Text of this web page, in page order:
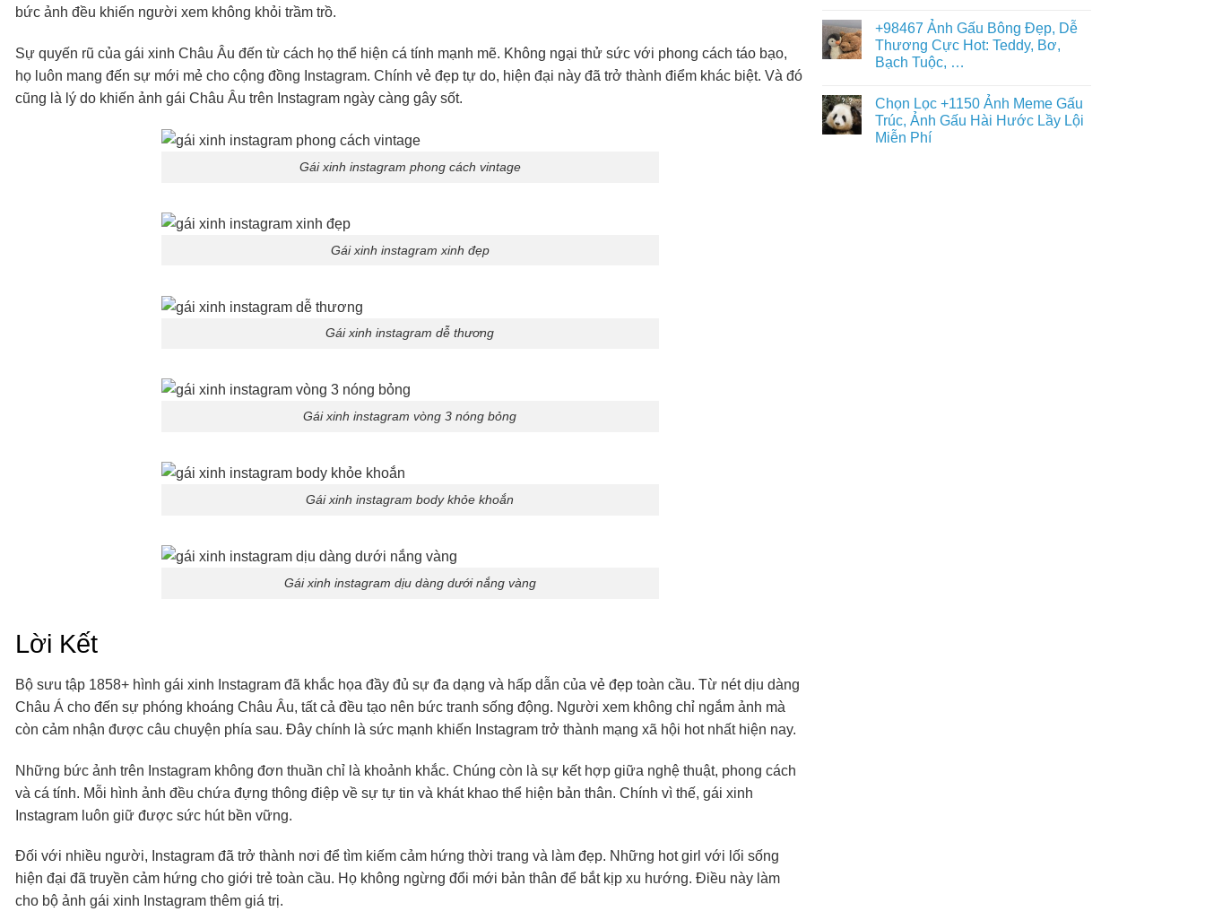
bức ảnh đều khiến người xem không khỏi trầm trồ.
Sự quyến rũ của gái xinh Châu Âu đến từ cách họ thể hiện cá tính mạnh mẽ. Không ngại thử sức với phong cách táo bạo,
họ luôn mang đến sự mới mẻ cho cộng đồng Instagram. Chính vẻ đẹp tự do, hiện đại này đã trở thành điểm khác biệt. Và đó
cũng là lý do khiến ảnh gái Châu Âu trên Instagram ngày càng gây sốt.
Gái xinh instagram phong cách vintage
Gái xinh instagram xinh đẹp
Gái xinh instagram dễ thương
Gái xinh instagram vòng 3 nóng bỏng
Gái xinh instagram body khỏe khoắn
Gái xinh instagram dịu dàng dưới nắng vàng
Lời Kết
Bộ sưu tập 1858+ hình gái xinh Instagram đã khắc họa đầy đủ sự đa dạng và hấp dẫn của vẻ đẹp toàn cầu. Từ nét dịu dàng
Châu Á cho đến sự phóng khoáng Châu Âu, tất cả đều tạo nên bức tranh sống động. Người xem không chỉ ngắm ảnh mà
còn cảm nhận được câu chuyện phía sau. Đây chính là sức mạnh khiến Instagram trở thành mạng xã hội hot nhất hiện nay.
Những bức ảnh trên Instagram không đơn thuần chỉ là khoảnh khắc. Chúng còn là sự kết hợp giữa nghệ thuật, phong cách
và cá tính. Mỗi hình ảnh đều chứa đựng thông điệp về sự tự tin và khát khao thể hiện bản thân. Chính vì thế, gái xinh
Instagram luôn giữ được sức hút bền vững.
Đối với nhiều người, Instagram đã trở thành nơi để tìm kiếm cảm hứng thời trang và làm đẹp. Những hot girl với lối sống
hiện đại đã truyền cảm hứng cho giới trẻ toàn cầu. Họ không ngừng đổi mới bản thân để bắt kịp xu hướng. Điều này làm
cho bộ ảnh gái xinh Instagram thêm giá trị.
Đủ
Thể
Loại
Free
Đại
Diện
Gấu
Trúc
Dễ
–
Miễn
Phí
Tải
bình
luận
ở
Tất
Avatar
Gấu
Cute,
Avt
Gấu
+98467 Ảnh Gấu Bông Đẹp, Dễ
Thương Cực Hot: Teddy, Bơ,
Bạch Tuộc, …
bình
luận
ở
+98467
Chọn Lọc +1150 Ảnh Meme Gấu
Trúc, Ảnh Gấu Hài Hước Lầy Lội
Miễn Phí